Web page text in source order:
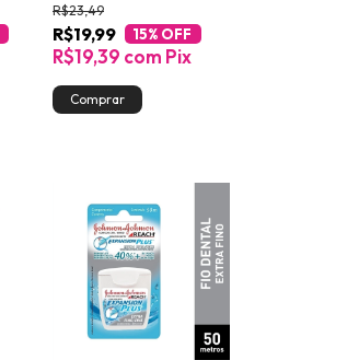
R$19,99
R$23,49
15% OFF
R$19,39 com Pix